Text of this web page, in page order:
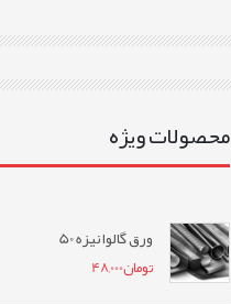
محصولات ویژه
ورق گالوانیزه 50
تومان48,000